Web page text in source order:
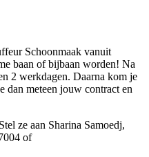
Schoonmaak vanuit
baan of bijbaan worden! Na
2 werkdagen. Daarna kom je
dan meteen jouw contract en
ze aan Sharina Samoedj,
of